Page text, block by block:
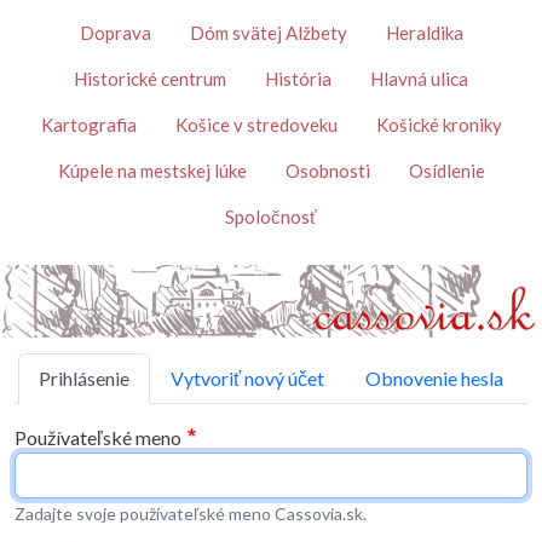
TémyDoprava Dóm svätej Alžbety Heraldika
Historické centrum História Hlavná ulica
Kartografia Košice v stredoveku Košické kroniky
Kúpele na mestskej lúke Osobnosti Osídlenie
Spoločnosť
Primárne karty
Prihlásenie Vytvoriť nový účet Obnovenie hesla
Používateľské meno
Zadajte svoje používateľské meno Cassovia.sk.